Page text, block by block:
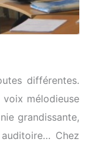
différentes.
voix mélodieuse
grandissante,
Chez